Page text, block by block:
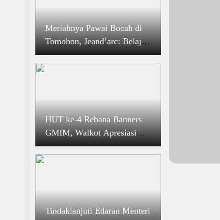
Tomohon Zona Hijau (Kualitas Tinggi)
Penyelenggaraan Pelayanan Publik
6 Desember 2024
Gratis Retribusi, PD Pasar Wacanakan Lapak
Meriahnya Pawai Bocah di
Tomohon, Jeand’arc: Belajar
Harus Menyenangkan Bagi
HUT ke-4 Rebana Banners
GMIM, Walkot Apresiasi
KPDP Rayon Tomohon
Tindaklanjuti Edaran Menteri